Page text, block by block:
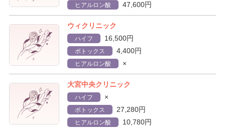
ヒアルロン酸 47,600円
ウィクリニック
ハイフ 16,500円
ボトックス 4,400円
ヒアルロン酸 ×
大宮中央クリニック
ハイフ ×
ボトックス 27,280円
ヒアルロン酸 10,780円